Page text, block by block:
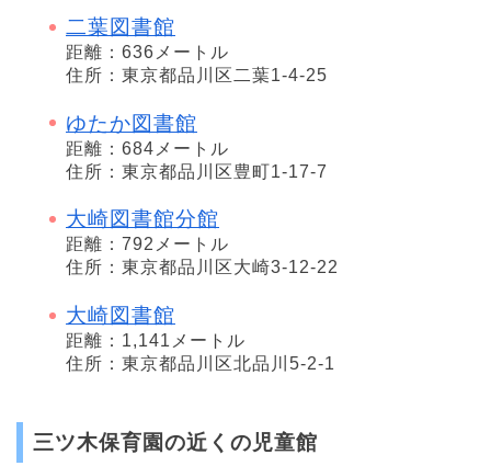
二葉図書館
距離：636メートル
住所：東京都品川区二葉1-4-25
ゆたか図書館
距離：684メートル
住所：東京都品川区豊町1-17-7
大崎図書館分館
距離：792メートル
住所：東京都品川区大崎3-12-22
大崎図書館
距離：1,141メートル
住所：東京都品川区北品川5-2-1
三ツ木保育園の近くの児童館